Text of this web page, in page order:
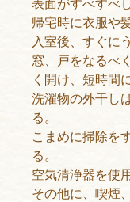
表面がすべすべ
帰宅時に衣服や
入室後、すぐに
窓、戸をなるべ
く開け、短時間
洗濯物の外干し
る。
こまめに掃除を
る。
空気清浄器を使
その他に、喫煙